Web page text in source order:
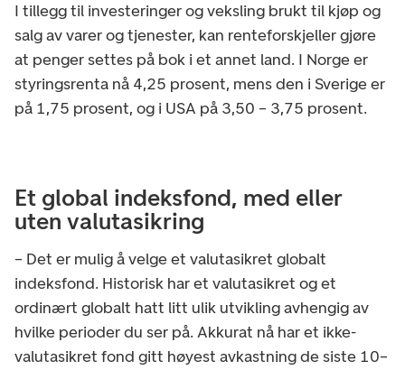
I tillegg til investeringer og veksling brukt til kjøp og
salg av varer og tjenester, kan renteforskjeller gjøre
at penger settes på bok i et annet land. I Norge er
styringsrenta nå 4,25 prosent, mens den i Sverige er
på 1,75 prosent, og i USA på 3,50 – 3,75 prosent.
Et global indeksfond, med eller
uten valutasikring
– Det er mulig å velge et valutasikret globalt
indeksfond. Historisk har et valutasikret og et
ordinært globalt hatt litt ulik utvikling avhengig av
hvilke perioder du ser på. Akkurat nå har et ikke-
valutasikret fond gitt høyest avkastning de siste 10–